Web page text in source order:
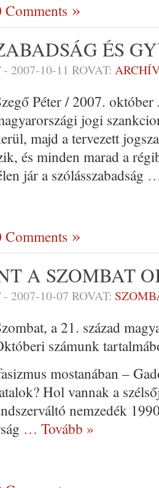
Comments
ÉS
- 2007-10-11 ROVAT:
Péter / 2007.
jogi
majd a tervezett
és minden marad a
jár a szólásszabadság
Comments
A SZOMBAT
- 2007-10-07 ROVAT:
a 21. század
számunk
mostanában –
Hol vannak a
nemzedék
… Tovább »